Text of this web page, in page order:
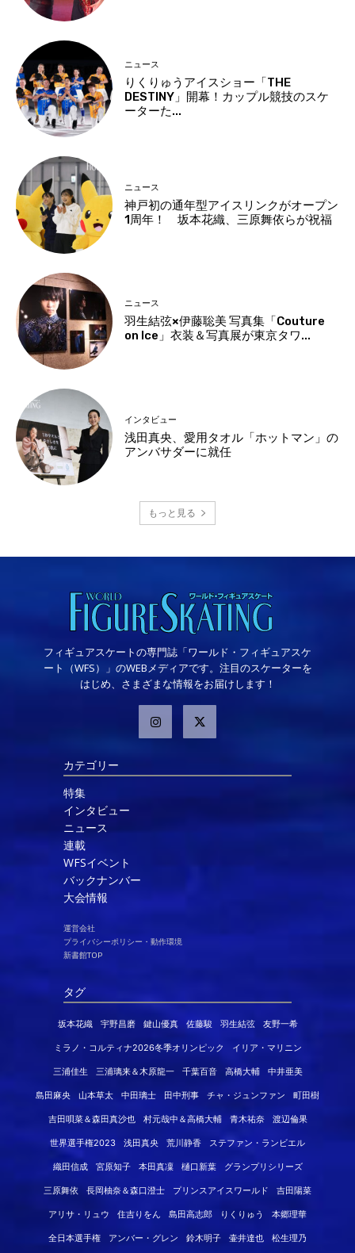
ニュース
りくりゅうアイスショー「THE
DESTINY」開幕！カップル競技のスケ
ーターた...
ニュース
神戸初の通年型アイスリンクがオープン
1周年！ 坂本花織、三原舞依らが祝福
ニュース
羽生結弦×伊藤聡美 写真集「Couture
on Ice」衣装＆写真展が東京タワ...
インタビュー
浅田真央、愛用タオル「ホットマン」の
アンバサダーに就任
もっと見る
フィギュアスケートの専門誌「ワールド・フィギュアスケ
ート（WFS）」のWEBメディアです。注目のスケーターを
はじめ、さまざまな情報をお届けします！
カテゴリー
特集
インタビュー
ニュース
連載
WFSイベント
バックナンバー
大会情報
運営会社
プライバシーポリシー・動作環境
新書館TOP
タグ
坂本花織 宇野昌磨 鍵山優真 佐藤駿 羽生結弦 友野一希
ミラノ・コルティナ2026冬季オリンピック イリア・マリニン
三浦佳生 三浦璃来＆木原龍一 千葉百音 高橋大輔 中井亜美
島田麻央 山本草太 中田璃士 田中刑事 チャ・ジュンファン 町田樹
吉田唄菜＆森田真沙也 村元哉中＆高橋大輔 青木祐奈 渡辺倫果
世界選手権2023 浅田真央 荒川静香 ステファン・ランビエル
織田信成 宮原知子 本田真凜 樋口新葉 グランプリシリーズ
三原舞依 長岡柚奈＆森口澄士 プリンスアイスワールド 吉田陽菜
アリサ・リュウ 住吉りをん 島田高志郎 りくりゅう 本郷理華
全日本選手権 アンバー・グレン 鈴木明子 壷井達也 松生理乃